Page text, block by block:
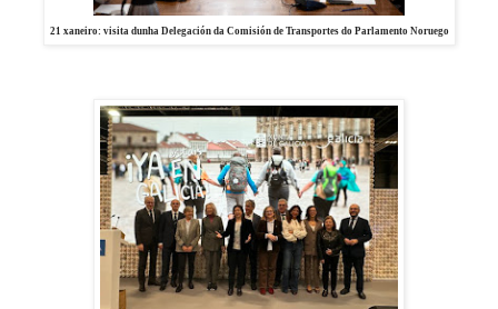
21 xaneiro: visita dunha Delegación da Comisión de Transportes do Parlamento Noruego